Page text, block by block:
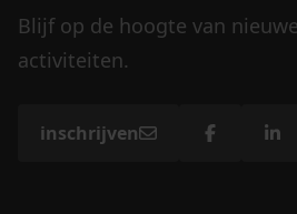
Blijf op de hoogte van
activiteiten.
inschrijven